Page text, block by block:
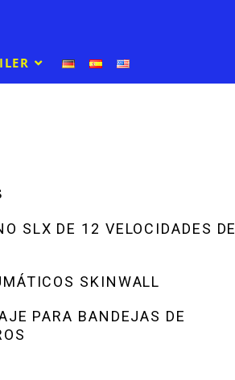
SLX DE 12 VELOCIDADES DE
SKINWALL
PARA BANDEJAS DE